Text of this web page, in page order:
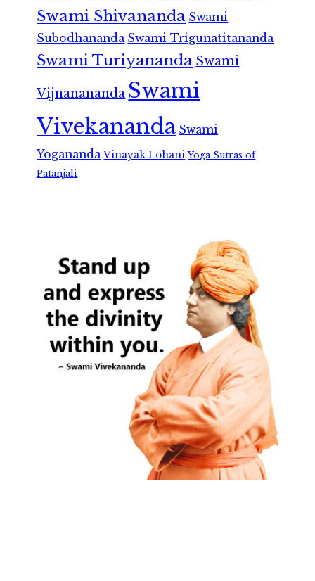
Swami Shivananda Swami
Subodhananda Swami Trigunatitananda
Swami Turiyananda Swami
Vijnanananda Swami
Vivekananda Swami
Yogananda Vinayak Lohani Yoga Sutras of
Patanjali